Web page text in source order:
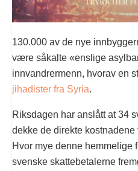
130.000 av de nye
være såkalte «enslige
innvandrermenn, hvorav en
jihadister fra Syria.
Riksdagen har anslått at 34
dekke de direkte
Hvor mye denne hemmelige
svenske skattebetalerne